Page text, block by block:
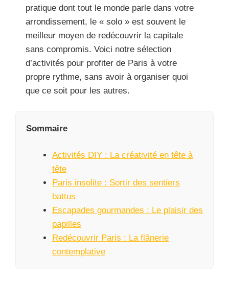
pratique dont tout le monde parle dans votre
arrondissement, le « solo » est souvent le
meilleur moyen de redécouvrir la capitale
sans compromis. Voici notre sélection
d’activités pour profiter de Paris à votre
propre rythme, sans avoir à organiser quoi
que ce soit pour les autres.
Sommaire
Activités DIY : La créativité en tête à
tête
Paris insolite : Sortir des sentiers
battus
Escapades gourmandes : Le plaisir des
papilles
Redécouvrir Paris : La flânerie
contemplative